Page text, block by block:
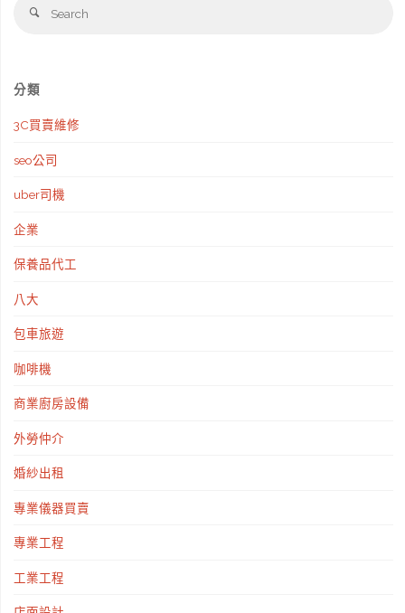
Search
分類
3C買賣維修
seo公司
uber司機
企業
保養品代工
八大
包車旅遊
咖啡機
商業廚房設備
外勞仲介
婚紗出租
專業儀器買賣
專業工程
工業工程